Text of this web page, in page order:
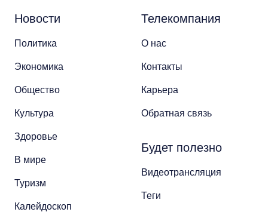
Новости
Политика
Экономика
Общество
Культура
Здоровье
В мире
Туризм
Калейдоскоп
Телекомпания
О нас
Контакты
Карьера
Обратная связь
Будет полезно
Видеотрансляция
Теги